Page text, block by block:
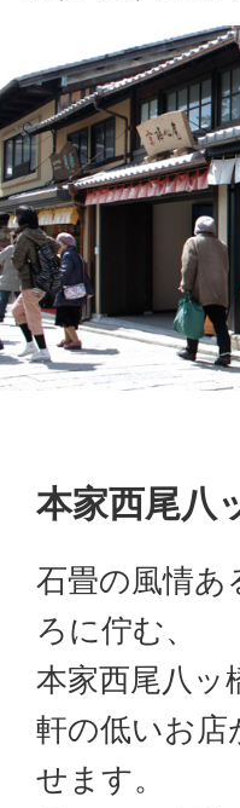
本家西尾八
石畳の風情あ
ろに佇む、
本家西尾八ッ
軒の低いお店
せます。